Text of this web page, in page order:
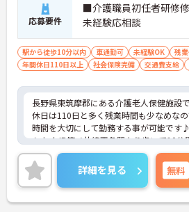
応募要件
■介護職員初任者研
未経験応相談
駅から徒歩10分以内 車通勤可 未経験OK 残
年間休日110日以上
社会保険完備 交通費支給
長野県東筑摩郡にある介護老人保健施設
休日は110日と多く残業時間も少なめな
時間を大切にして勤務する事が可能です
もよくJR篠ノ井線西条駅より歩いて10分
します。施設の母体は医療法人なので経
く勤務する事が出来ます！
詳細を見る 無料